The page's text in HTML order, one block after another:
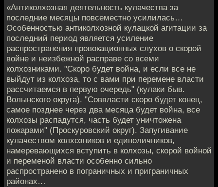
«Антиколхозная деятельность кулачества за
последние месяцы повсеместно усилилась…
Особенностью антиколхозной кулацкой агитации за
последний период является усиление
распространения провокационных слухов о скорой
войне и неизбежной расправе со всеми
колхозниками. "Скоро будет война, и если все не
выйдут из колхоза, то с вами при перемене власти
рассчитаемся в первую очередь" (кулаки быв.
Волынского округа). "Соввласти скоро будет конец,
самое позднее через два месяца будет война, все
колхозы распадутся, часть будет уничтожена
пожарами" (Проскуровский округ). Запугивание
кулачеством колхозников и единоличников,
намеревающихся вступить в колхозы, скорой войной
и переменой власти особенно сильно
распространено в пограничных и приграничных
районах…